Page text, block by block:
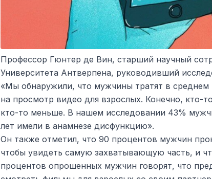
Профессор Гюнтер де Вин, старший научный
Университета Антверпена, руководивший
«Мы обнаружили, что мужчины тратят в
на просмотр видео для взрослых. Конечно, кто-
кто-то меньше. В нашем исследовании 43%
лет имели в анамнезе дисфункцию».
Он также отметил, что 90 процентов мужчин
чтобы увидеть самую захватывающую часть, и
процентов опрошенных мужчин говорят, что